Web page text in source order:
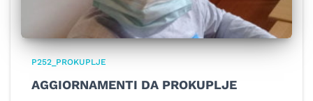
P252_PROKUPLJE
AGGIORNAMENTI DA PROKUPLJE